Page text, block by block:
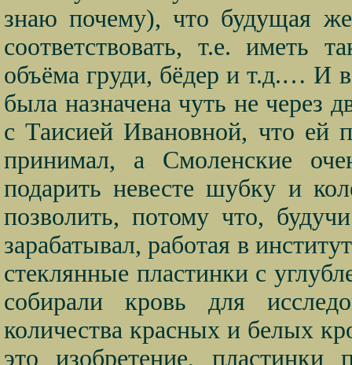
знаю почему), что будущая
соответствовать, т.е. иметь
объёма груди, бёдер и т.д.… И
была назначена чуть не через
с Таисией Ивановной, что ей
принимал, а Смоленские
подарить невесте шубку и
позволить, потому что,
зарабатывал, работая в
стеклянные пластинки с
собирали кровь для
количества красных и белых
это изобретение,